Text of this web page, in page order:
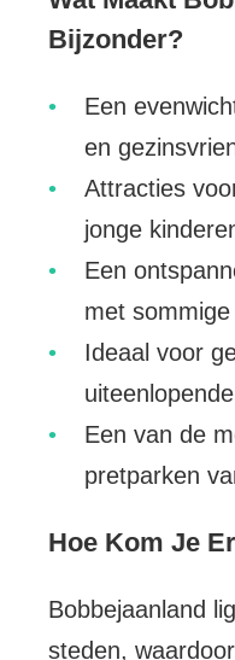
Bijzonder?
Een
en
Attracties
jonge
Een
met
Ideaal voor
Een van de
pretparken
Hoe Kom Je
Bobbejaanland
steden,